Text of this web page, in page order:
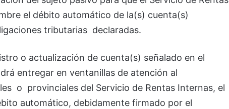
el débito automático de la(s) cuenta(s)
tributarias declaradas.
o actualización de cuenta(s) señalado en el
entregar en ventanillas de atención al
o provinciales del Servicio de Rentas Internas, el
automático, debidamente firmado por el